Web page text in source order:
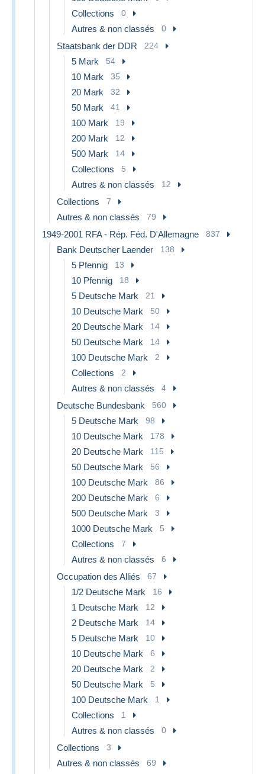
Collections 0
Autres & non classés 0
Staatsbank der DDR 224
5 Mark 54
10 Mark 35
20 Mark 32
50 Mark 41
100 Mark 19
200 Mark 12
500 Mark 14
Collections 5
Autres & non classés 12
Collections 7
Autres & non classés 79
1949-2001 RFA - Rép. Féd. D'Allemagne 837
Bank Deutscher Laender 138
5 Pfennig 13
10 Pfennig 18
5 Deutsche Mark 21
10 Deutsche Mark 50
20 Deutsche Mark 14
50 Deutsche Mark 14
100 Deutsche Mark 2
Collections 2
Autres & non classés 4
Deutsche Bundesbank 560
5 Deutsche Mark 98
10 Deutsche Mark 178
20 Deutsche Mark 115
50 Deutsche Mark 56
100 Deutsche Mark 86
200 Deutsche Mark 6
500 Deutsche Mark 3
1000 Deutsche Mark 5
Collections 7
Autres & non classés 6
Occupation des Alliés 67
1/2 Deutsche Mark 16
1 Deutsche Mark 12
2 Deutsche Mark 14
5 Deutsche Mark 10
10 Deutsche Mark 6
20 Deutsche Mark 2
50 Deutsche Mark 5
100 Deutsche Mark 1
Collections 1
Autres & non classés 0
Collections 3
Autres & non classés 69